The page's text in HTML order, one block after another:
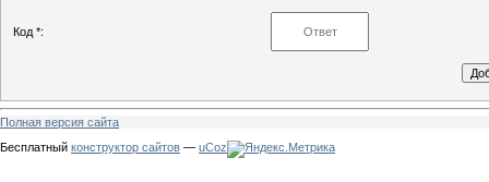
Код *:
Полная версия сайта
Бесплатный конструктор сайтов — uCoz